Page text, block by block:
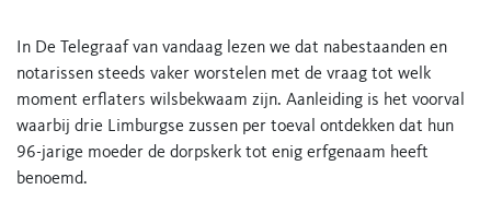
In De Telegraaf van vandaag lezen we dat nabestaanden en
notarissen steeds vaker worstelen met de vraag tot welk
moment erflaters wilsbekwaam zijn. Aanleiding is het voorval
waarbij drie Limburgse zussen per toeval ontdekken dat hun
96-jarige moeder de dorpskerk tot enig erfgenaam heeft
benoemd.